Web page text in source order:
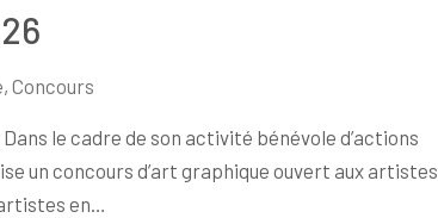
, Concours
le cadre de son activité bénévole d’actions
un concours d’art graphique ouvert aux artistes
en…